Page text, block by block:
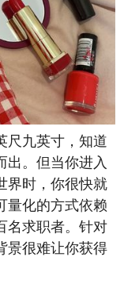
尺九英寸，知道
出。但当你进入
界时，你很快就
量化的方式依赖
名求职者。针对
景很难让你获得